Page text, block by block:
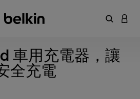
輸入關鍵
登入
車用充電器，讓
全充電